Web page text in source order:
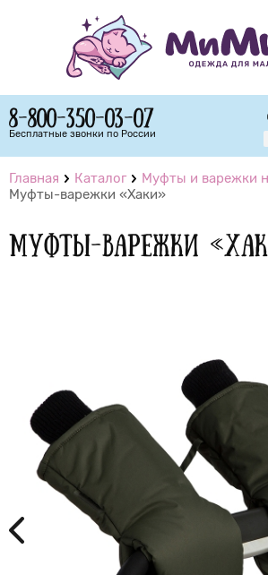
8-800-350-03-07
Бесплатные звонки по России
Главная Каталог
Муфты и варежки
Муфты-варежки «Хаки»
Муфты-варежки